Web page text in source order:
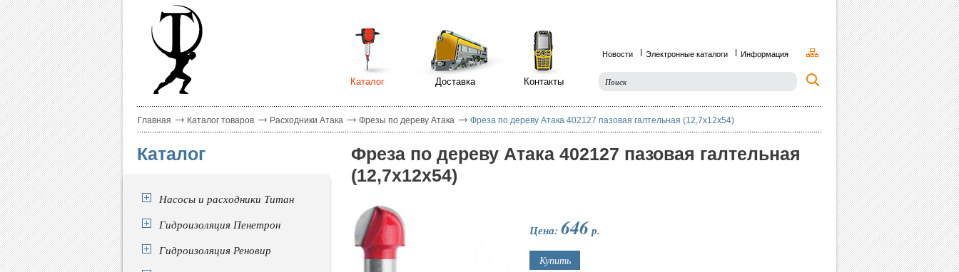
Каталог Доставка Контакты
Новости Электронные каталоги Информация
Главная Каталог товаров Расходники Атака Фрезы по дереву Атака Фреза по дереву Атака 402127 пазовая галтельная (12,7х12х54)
Каталог
Насосы и расходники Титан
Гидроизоляция Пенетрон
Гидроизоляция Реновир
Фреза по дереву Атака 402127 пазовая галтельная
(12,7х12х54)
Цена: 646р.